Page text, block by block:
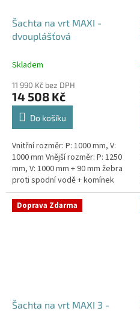
Šachta na vrt MAXI -
dvouplášťová
Skladem
11 990 Kč bez DPH
14 508 Kč
Do košíku
Vnitřní rozměr: P: 1000 mm, V:
1000 mm Vnější rozměr: P: 1250
mm, V: 1000 mm + 90 mm žebra
proti spodní vodě + komínek
Dvouplášťová vodoměrná šachta
- vhodná do míst...
Doprava Zdarma
Šachta na vrt MAXI 3 -